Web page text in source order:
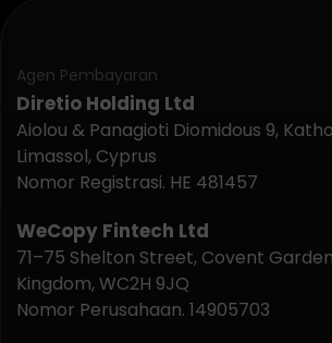
Agen Pembayaran
Diretio Holding Ltd
Aiolou & Panagioti Diomidous 9,
Limassol, Cyprus
Nomor Registrasi. HE 481457
WeCopy Fintech Ltd
71–75 Shelton Street, Covent
Kingdom, WC2H 9JQ
Nomor Perusahaan. 14905703